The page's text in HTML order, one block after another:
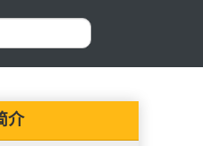
介